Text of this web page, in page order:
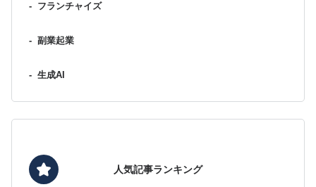
- フランチャイズ
- 副業起業
- 生成AI
人気記事ランキング